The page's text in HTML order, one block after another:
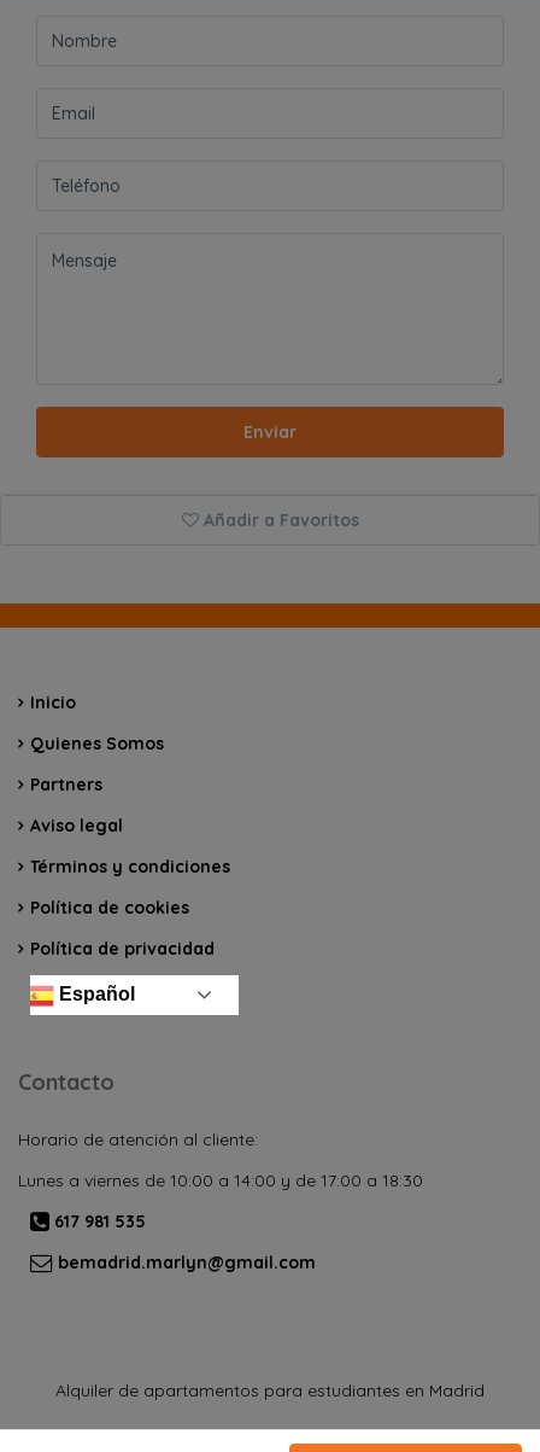
Enviar
Añadir a Favoritos
Inicio
Quienes Somos
Partners
Aviso legal
Términos y condiciones
Política de cookies
Política de privacidad
Español
Contacto
Horario de atención al cliente:
Lunes a viernes de 10:00 a 14:00 y de 17:00 a 18:30
617 981 535
bemadrid.marlyn@gmail.com
Alquiler de apartamentos para estudiantes en Madrid